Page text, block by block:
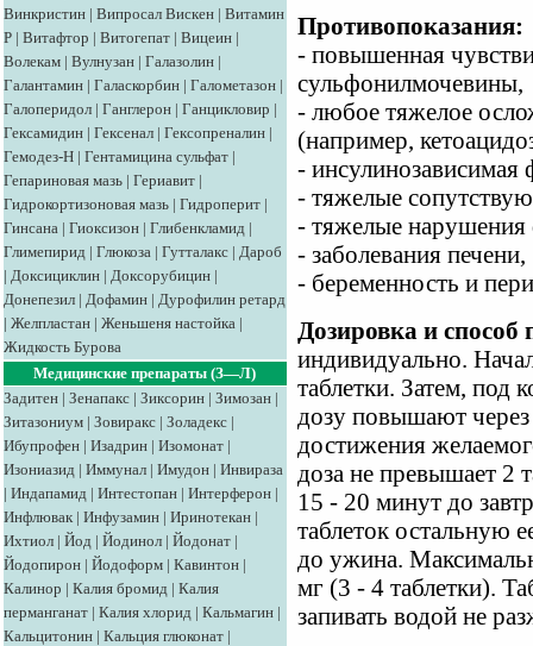
Винкристин | Випросал Вискен | Витамин
Р | Витафтор | Витогепат | Вицеин |
Волекам | Вулнузан | Галазолин |
Галантамин | Галаскорбин | Галометазон |
Галоперидол | Ганглерон | Ганцикловир |
Гексамидин | Гексенал | Гексопреналин |
Гемодез-Н | Гентамицина сульфат |
Гепариновая мазь | Гериавит |
Гидрокортизоновая мазь | Гидроперит |
Гинсана | Гиоксизон | Глибенкламид |
Глимепирид | Глюкоза | Гутталакс | Дароб
| Доксициклин | Доксорубицин |
Донепезил | Дофамин | Дурофилин ретард
| Желпластан | Женьшеня настойка |
Жидкость Бурова
Медицинские препараты (З—Л)
Задитен | Зенапакс | Зиксорин | Зимозан |
Зитазониум | Зовиракс | Золадекс |
Ибупрофен | Изадрин | Изомонат |
Изониазид | Иммунал | Имудон | Инвираза
| Индапамид | Интестопан | Интерферон |
Инфлювак | Инфузамин | Иринотекан |
Ихтиол | Йод | Йодинол | Йодонат |
Йодопирон | Йодоформ | Кавинтон |
Калинор | Калия бромид | Калия
перманганат | Калия хлорид | Кальмагин |
Кальцитонин | Кальция глюконат |
Противопоказания:
- повышенная
сульфонилмочевины,
- любое тяжелое
(например,
- инсулинозависимая
- тяжелые
- тяжелые нарушения
- заболевания печени,
- беременность и
Дозировка и способ
индивидуально.
таблетки. Затем, под
дозу повышают
достижения
доза не превышает 2
15 - 20 минут до
таблеток остальную
до ужина.
мг (3 - 4 таблетки).
запивать водой не